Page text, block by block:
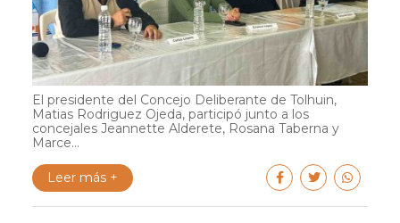
El presidente del Concejo Deliberante de Tolhuin,
Matias Rodriguez Ojeda, participó junto a los
concejales Jeannette Alderete, Rosana Taberna y
Marce...
Leer más +